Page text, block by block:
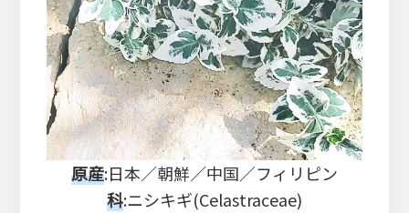
原産:日本／朝鮮／中国／フィリピン
科:ニシキギ(Celastraceae)